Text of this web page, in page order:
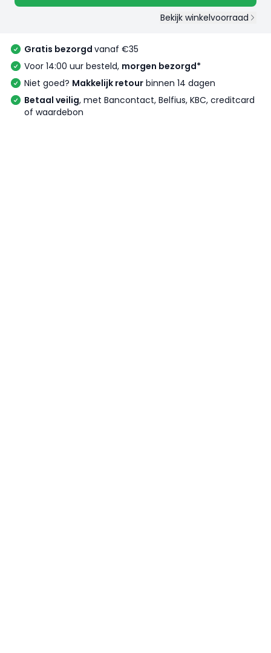
Bekijk winkelvoorraad
Gratis bezorgd vanaf €35
Voor 14:00 uur besteld, morgen bezorgd*
Niet goed? Makkelijk retour binnen 14 dagen
Betaal veilig, met Bancontact, Belfius, KBC, creditcard
of waardebon